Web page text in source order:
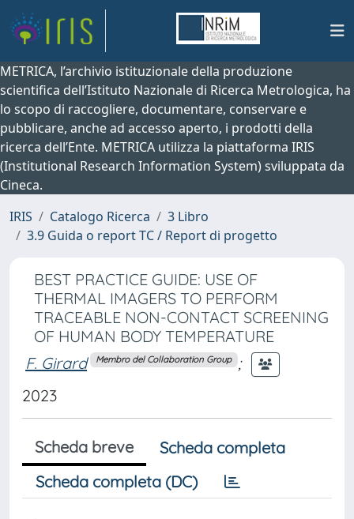
METRICA, l’archivio istituzionale della produzione
scientifica dell’Istituto Nazionale di Ricerca Metrologica, ha
lo scopo di raccogliere, documentare, conservare e
pubblicare, anche ad accesso aperto, i prodotti della
ricerca dell’Ente. METRICA utilizza la piattaforma IRIS
(Institutional Research Information System) sviluppata da
Cineca.
IRIS
Catalogo Ricerca
3 Libro
3.9 Guida o report TC / Report di progetto
BEST PRACTICE GUIDE: USE OF
THERMAL IMAGERS TO PERFORM
TRACEABLE NON-CONTACT SCREENING
OF HUMAN BODY TEMPERATURE
F. Girard
Membro del Collaboration Group ;
2023
Scheda breve
Scheda completa
Scheda completa (DC)